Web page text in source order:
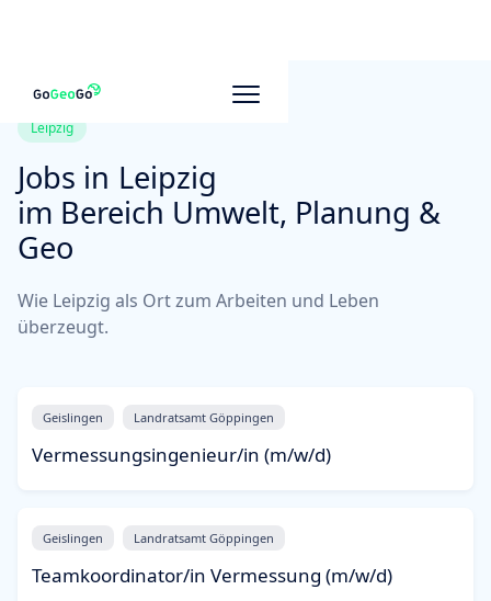
Leipzig
Jobs in Leipzig
im Bereich Umwelt, Planung &
Geo
Wie Leipzig als Ort zum Arbeiten und Leben
überzeugt.
Geislingen Landratsamt Göppingen
Vermessungsingenieur/in (m/w/d)
Geislingen Landratsamt Göppingen
Teamkoordinator/in Vermessung (m/w/d)